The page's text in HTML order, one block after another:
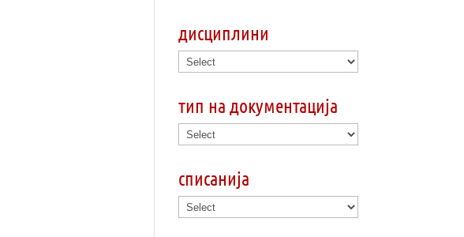
дисциплини
тип на документација
списанија